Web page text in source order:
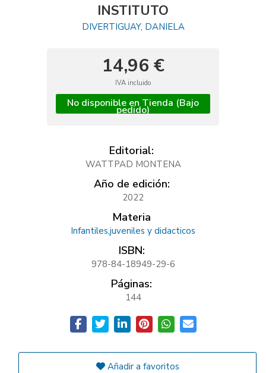
INSTITUTO
DIVERTIGUAY, DANIELA
14,96 €
IVA incluido
No disponible en Tienda (Bajo
pedido)
Editorial:
WATTPAD MONTENA
Año de edición:
2022
Materia
Infantiles,juveniles y didacticos
ISBN:
978-84-18949-29-6
Páginas:
144
Añadir a favoritos